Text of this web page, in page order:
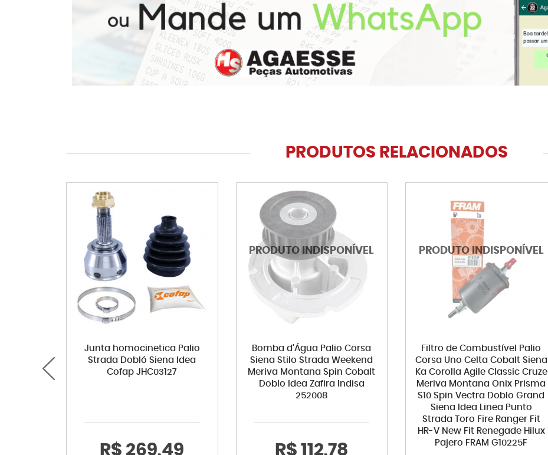
PRODUTOS RELACIONADOS
Junta homocinetica Palio
Strada Dobló Siena Idea
Cofap JHC03127
R$ 269,49
Bomba d'Água Palio Corsa
Siena Stilo Strada Weekend
Meriva Montana Spin Cobalt
Doblo Idea Zafira Indisa
252008
R$ 112,78
Filtro de Combustível Palio
Corsa Uno Celta Cobalt Siena
Ka Corolla Agile Classic Cruze
Meriva Montana Onix Prisma
S10 Spin Vectra Doblo Grand
Siena Idea Linea Punto
Strada Toro Fire Ranger Fit
HR-V New Fit Renegade Hilux
Pajero FRAM G10225F